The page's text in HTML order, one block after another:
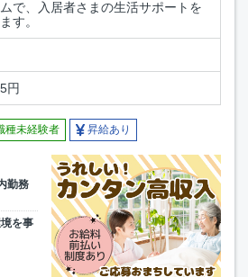
で、入居者さまの生活サポートを
す。
円
種未経験者 昇給あり
勤務
を事